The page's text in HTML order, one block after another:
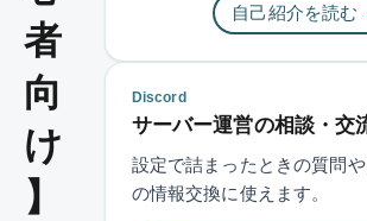
者
向
け
】
自己紹介を読む
Discord
サーバー運営の相談・交
設定で詰まったときの質問
の情報交換に使えます。